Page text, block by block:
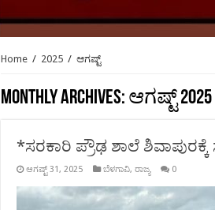
Home / 2025 / ಆಗಷ್ಟ್
Monthly Archives: ಆಗಷ್ಟ್ 2025
*ಸರಕಾರಿ ಪ್ರೌಢ ಶಾಲೆ ಶಿವಾಪುರಕ್ಕೆ
ಆಗಷ್ಟ್ 31, 2025 ಬೆಳಗಾವಿ, ರಾಜ್ಯ 0